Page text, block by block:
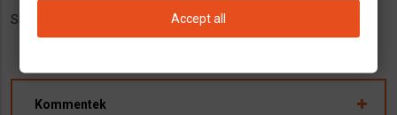
Skype:sebi690908
Kommentek
Accept all